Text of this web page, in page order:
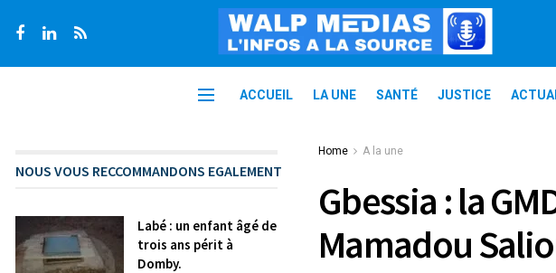
ACCUEIL LA UNE SANTÉ JUSTICE
Home A la une
Gbessia : la
Mamadou
NOUS VOUS RECCOMMANDONS EGALEMENT
Labé : un enfant âgé de
trois ans périt à
Domby.